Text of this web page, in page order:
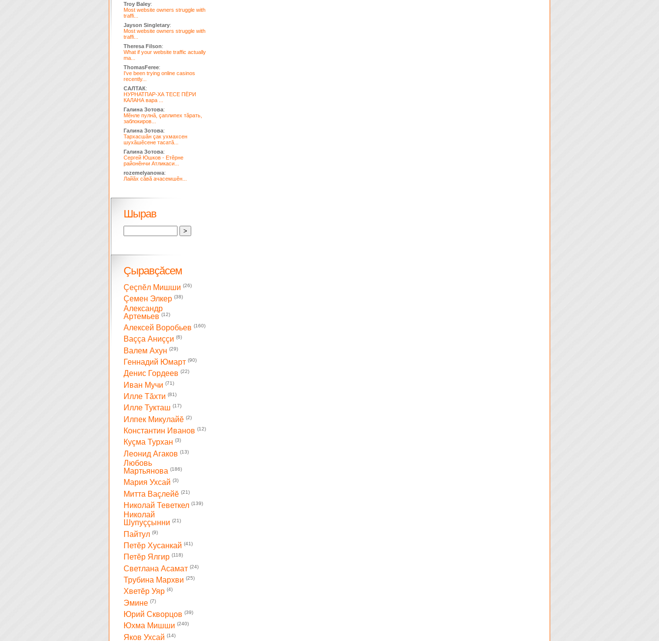
Troy Baley:
Most website owners struggle with
traffi...
Jayson Singletary:
Most website owners struggle with
traffi...
Theresa Filson:
What if your website traffic actually
ma...
ThomasFeree:
I've been trying online casinos
recently...
САЛТАК:
НУРНАТПАР-ХА ТЕСЕ ПЁРИ
КАЛАНА вара ...
Галина Зотова:
Мĕнле пулнă, çаплипех тăрать,
заблокиров...
Галина Зотова:
Тархасшăн çак ухмахсен
шухăшĕсене тасатă...
Галина Зотова:
Сергей Юшков - Етĕрне
районĕнчи Атликаси...
rozemelyanowa:
Лайăх сăвă ачасемшĕн...
Шырав
Çыравçăсем
Çеçпĕл Мишши (26)
Çемен Элкер (38)
Александр
Артемьев (12)
Алексей Воробьев (160)
Ваççа Аниççи (6)
Валем Ахун (29)
Геннадий Юмарт (90)
Денис Гордеев (22)
Иван Мучи (71)
Илле Тăхти (81)
Илле Тукташ (17)
Илпек Микулайĕ (2)
Константин Иванов (12)
Куçма Турхан (3)
Леонид Агаков (13)
Любовь
Мартьянова (186)
Мария Ухсай (3)
Митта Ваçлейĕ (21)
Николай Теветкел (139)
Николай
Шупуççынни (21)
Пайтул (9)
Петĕр Хусанкай (41)
Петĕр Ялгир (118)
Светлана Асамат (24)
Трубина Мархви (25)
Хветĕр Уяр (4)
Эмине (7)
Юрий Скворцов (39)
Юхма Мишши (240)
Яков Ухсай (14)